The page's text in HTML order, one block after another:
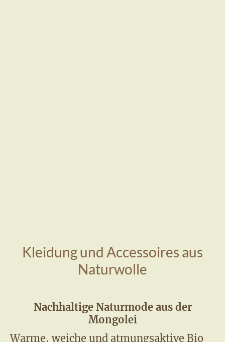
Kleidung und Accessoires aus
Naturwolle
Nachhaltige Naturmode aus der
Mongolei
Warme, weiche und atmungsaktive Bio